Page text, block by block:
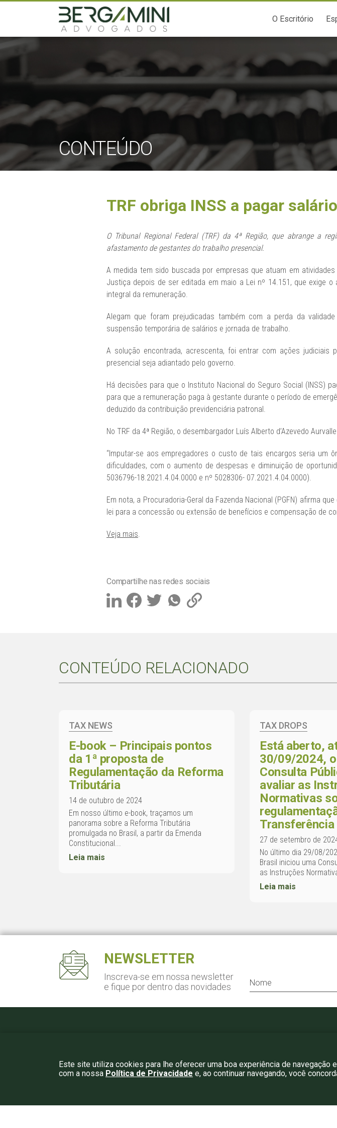
O Escritório
CONTEÚDO
TRF obriga INSS a pagar
O Tribunal Regional Federal (TRF) da 4ª Região, que abrange a
afastamento de gestantes do trabalho presencial.
A medida tem sido buscada por empresas que atuam em
Justiça depois de ser editada em maio a Lei nº 14.151, que exige
integral da remuneração.
Alegam que foram prejudicadas também com a perda da
suspensão temporária de salários e jornada de trabalho.
A solução encontrada, acrescenta, foi entrar com ações judiciais
presencial seja adiantado pelo governo.
Há decisões para que o Instituto Nacional do Seguro Social (INSS)
para que a remuneração paga à gestante durante o período de
deduzido da contribuição previdenciária patronal.
No TRF da 4ª Região, o desembargador Luís Alberto d’Azevedo
“Imputar-se aos empregadores o custo de tais encargos seria um
dificuldades, com o aumento de despesas e diminuição de
5036796-18.2021.4.04.0000 e nº 5028306- 07.2021.4.04.0000).
Em nota, a Procuradoria-Geral da Fazenda Nacional (PGFN) afirma
lei para a concessão ou extensão de benefícios e compensação de
Veja mais
Compartilhe nas redes sociais
CONTEÚDO RELACIONADO
TAX NEWS
E-book – Principais pontos
da 1ª proposta de
Regulamentação da Reforma
Tributária
14 de outubro de 2024
Em nosso último e-book, traçamos um
panorama sobre a Reforma Tributária
promulgada no Brasil, a partir da Emenda
Constitucional...
Leia mais
TAX DROPS
Está aberto,
30/09/2024,
Consulta
avaliar as
Normativas
Transferência
27 de setembro de
No último dia 29/08/
Brasil iniciou uma
as Instruções
Leia mais
NEWSLETTER
Inscreva-se em nossa newsletter
e fique por dentro das novidades
Este site utiliza cookies para lhe oferecer uma boa experiência de navegação
com a nossa Política de Privacidade e, ao continuar navegando, você